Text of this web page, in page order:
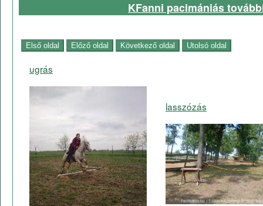
KFanni pacimániás
ugrás
lasszózás